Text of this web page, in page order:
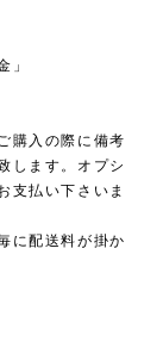
」
購入の際に備考
します。オプシ
支払い下さいま
に配送料が掛か